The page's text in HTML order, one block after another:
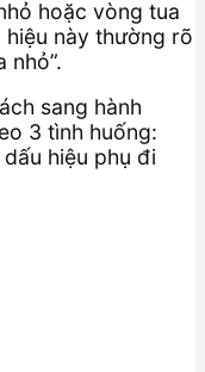
hoặc vòng tua
này thường rõ
nhỏ”.
sang hành
3 tình huống:
hiệu phụ đi